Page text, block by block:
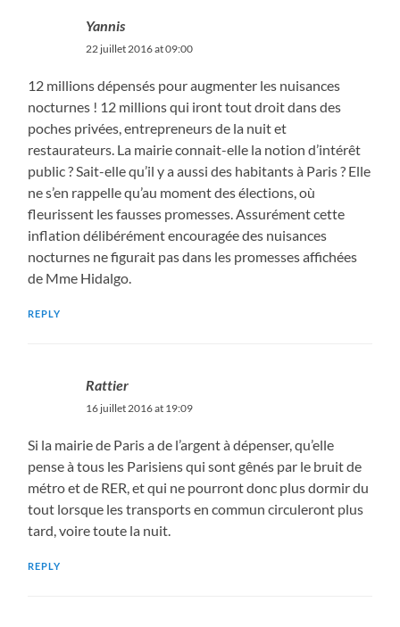
Yannis
22 juillet 2016 at 09:00
12 millions dépensés pour augmenter les nuisances
nocturnes ! 12 millions qui iront tout droit dans des
poches privées, entrepreneurs de la nuit et
restaurateurs. La mairie connait-elle la notion d’intérêt
public ? Sait-elle qu’il y a aussi des habitants à Paris ? Elle
ne s’en rappelle qu’au moment des élections, où
fleurissent les fausses promesses. Assurément cette
inflation délibérément encouragée des nuisances
nocturnes ne figurait pas dans les promesses affichées
de Mme Hidalgo.
REPLY
Rattier
16 juillet 2016 at 19:09
Si la mairie de Paris a de l’argent à dépenser, qu’elle
pense à tous les Parisiens qui sont gênés par le bruit de
métro et de RER, et qui ne pourront donc plus dormir du
tout lorsque les transports en commun circuleront plus
tard, voire toute la nuit.
REPLY